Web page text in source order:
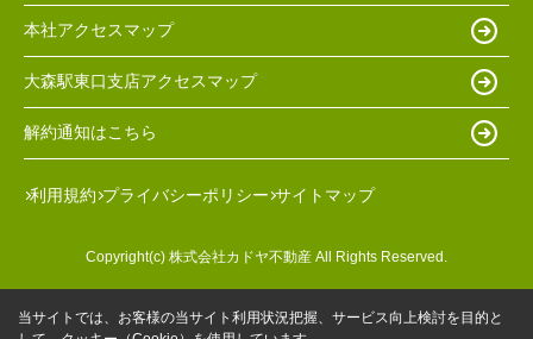
本社アクセスマップ
大森駅東口支店アクセスマップ
解約通知はこちら
利用規約 プライバシーポリシー サイトマップ
Copyright(c) 株式会社カドヤ不動産 All Rights Reserved.
当サイトでは、お客様の当サイト利用状況把握、サービス向上検討を目的と